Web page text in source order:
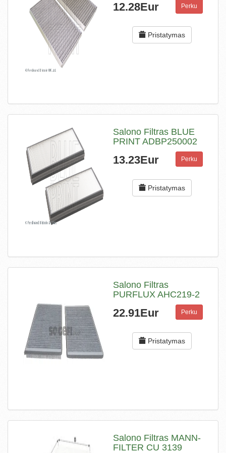
12.28Eur Perku
Pristatymas
Salono Filtras BLUE
PRINT ADBP250002
13.23Eur Perku
Pristatymas
Salono Filtras
PURFLUX AHC219-2
22.91Eur Perku
Pristatymas
Salono Filtras MANN-
FILTER CU 3139